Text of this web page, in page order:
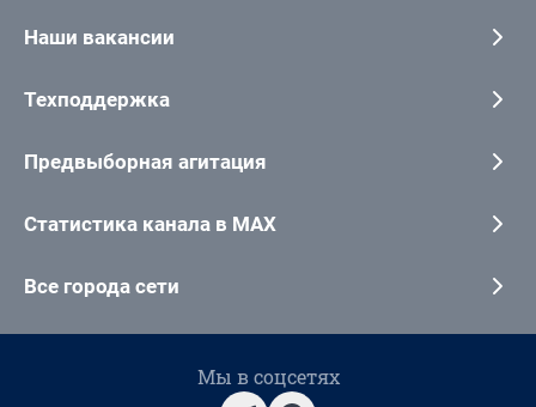
Наши вакансии
Техподдержка
Предвыборная агитация
Статистика канала в MAX
Все города сети
Мы в соцсетях